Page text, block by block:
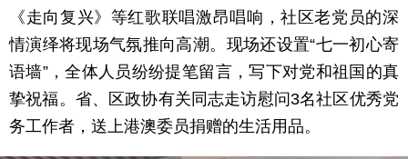
《走向复兴》等红歌联唱激昂唱响，社区老党员的深
情演绎将现场气氛推向高潮。现场还设置“七一初心寄
语墙”，全体人员纷纷提笔留言，写下对党和祖国的真
挚祝福。省、区政协有关同志走访慰问3名社区优秀党
务工作者，送上港澳委员捐赠的生活用品。